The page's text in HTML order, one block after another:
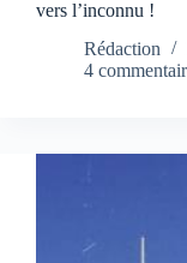
vers l’inconnu !
Rédaction
4